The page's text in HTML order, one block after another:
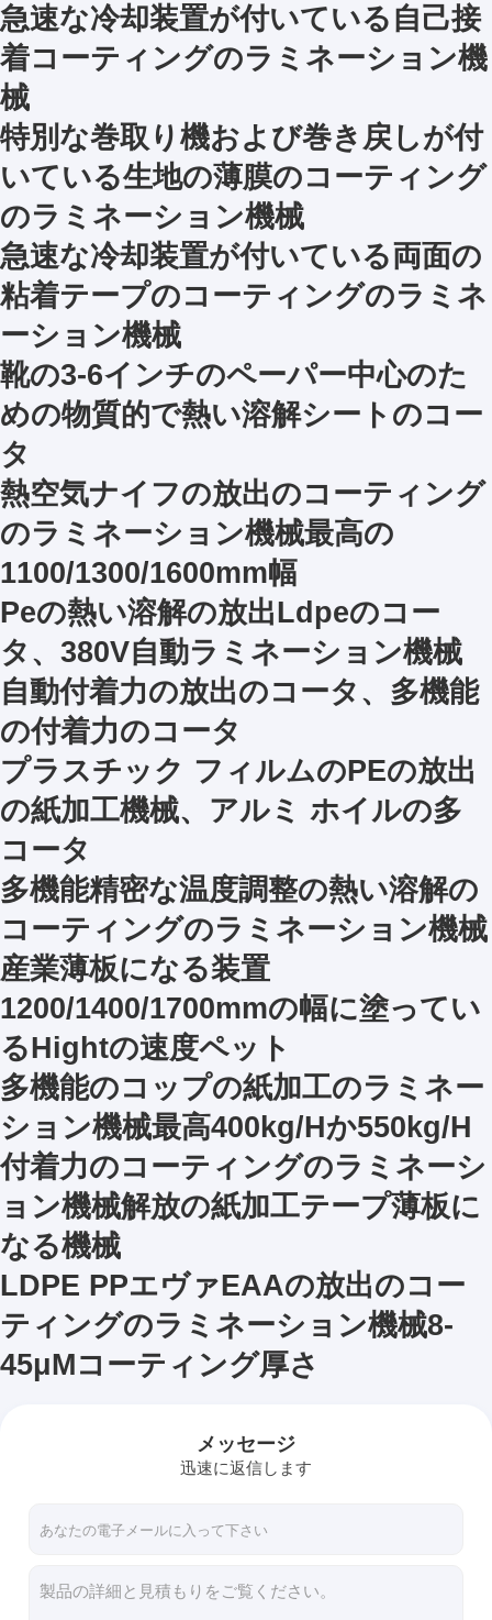
急速な冷却装置が付いている自己接
着コーティングのラミネーション機
械
特別な巻取り機および巻き戻しが付
いている生地の薄膜のコーティング
のラミネーション機械
急速な冷却装置が付いている両面の
粘着テープのコーティングのラミネ
ーション機械
靴の3-6インチのペーパー中心のた
めの物質的で熱い溶解シートのコー
タ
熱空気ナイフの放出のコーティング
のラミネーション機械最高の
1100/1300/1600mm幅
Peの熱い溶解の放出Ldpeのコー
タ、380V自動ラミネーション機械
自動付着力の放出のコータ、多機能
の付着力のコータ
プラスチック フィルムのPEの放出
の紙加工機械、アルミ ホイルの多
コータ
多機能精密な温度調整の熱い溶解の
コーティングのラミネーション機械
産業薄板になる装置
1200/1400/1700mmの幅に塗ってい
るHightの速度ペット
多機能のコップの紙加工のラミネー
ション機械最高400kg/Hか550kg/H
付着力のコーティングのラミネーシ
ョン機械解放の紙加工テープ薄板に
なる機械
LDPE PPエヴァEAAの放出のコー
ティングのラミネーション機械8-
45μMコーティング厚さ
メッセージ
迅速に返信します